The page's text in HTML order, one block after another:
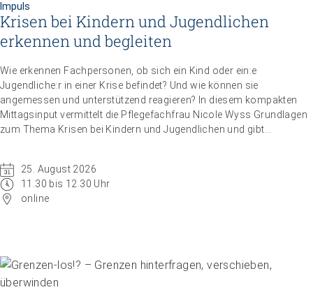
Impuls
Umgang mit verhaltensbezogenen und
psychologischen Symptomen bei Menschen mit
Demenz
20.08.2026 online
Impuls
Krisen bei Kindern und Jugendlichen
erkennen und begleiten
Wie erkennen Fachpersonen, ob sich ein Kind oder ein:e
Jugendliche:r in einer Krise befindet? Und wie können sie
angemessen und unterstützend reagieren? In diesem kompakten
Mittagsinput vermittelt die Pflegefachfrau Nicole Wyss Grundlagen
zum Thema Krisen bei Kindern und Jugendlichen und gibt
25. August 2026
11.30 bis 12.30 Uhr
online